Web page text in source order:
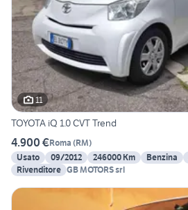
11
TOYOTA iQ 1.0 CVT Trend
4.900 €Roma (RM)
Usato
09/2012 246000 Km Benzina
Rivenditore GB MOTORS srl